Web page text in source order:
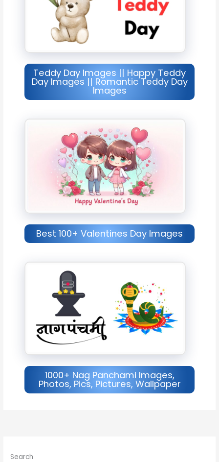
Teddy Day Images || Happy Teddy
Day Images || Romantic Teddy Day
Images
Best 100+ Valentines Day Images
1000+ Nag Panchami Images,
Photos, Pics, Pictures, Wallpaper
Search